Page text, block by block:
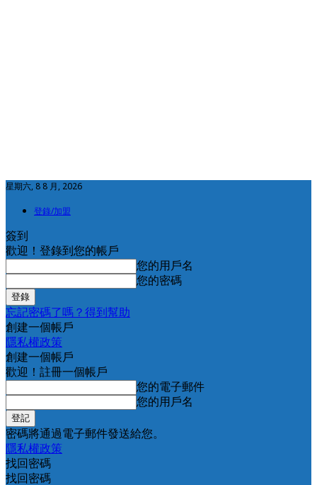
星期六, 8 8 月, 2026
登錄/加盟
簽到
歡迎！登錄到您的帳戶
您的用戶名
您的密碼
忘記密碼了嗎？得到幫助
創建一個帳戶
隱私權政策
創建一個帳戶
歡迎！註冊一個帳戶
您的電子郵件
您的用戶名
密碼將通過電子郵件發送給您。
隱私權政策
找回密碼
找回密碼